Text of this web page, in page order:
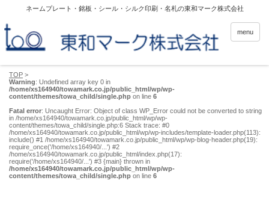
ネームプレート・銘板・シール・シルク印刷・名札の東和マーク株式会社
menu
TOP >
Warning: Undefined array key 0 in
/home/xs164940/towamark.co.jp/public_html/wp/wp-
content/themes/towa_child/single.php on line 6
Fatal error: Uncaught Error: Object of class WP_Error could not be converted to string
in /home/xs164940/towamark.co.jp/public_html/wp/wp-
content/themes/towa_child/single.php:6 Stack trace: #0
/home/xs164940/towamark.co.jp/public_html/wp/wp-includes/template-loader.php(113):
include() #1 /home/xs164940/towamark.co.jp/public_html/wp/wp-blog-header.php(19):
require_once('/home/xs164940/...') #2
/home/xs164940/towamark.co.jp/public_html/index.php(17):
require('/home/xs164940/...') #3 {main} thrown in
/home/xs164940/towamark.co.jp/public_html/wp/wp-
content/themes/towa_child/single.php on line 6